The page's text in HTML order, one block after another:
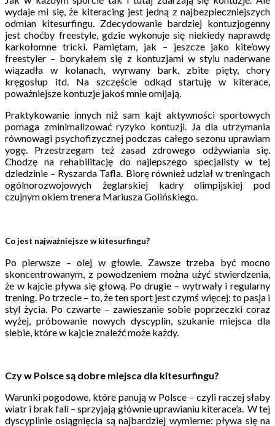
wydaje mi się, że kiteracing jest jedną z najbezpieczniejszych
odmian kitesurfingu. Zdecydowanie bardziej kontuzjogenny
jest choćby freestyle, gdzie wykonuje się niekiedy naprawdę
karkołomne tricki. Pamiętam, jak – jeszcze jako kite’owy
freestyler – borykałem się z kontuzjami w stylu naderwane
wiązadła w kolanach, wyrwany bark, zbite pięty, chory
kręgosłup itd. Na szczęście odkąd startuję w kiterace,
poważniejsze kontuzje jakoś mnie omijają.
Praktykowanie innych niż sam kajt aktywności sportowych
pomaga zminimalizować ryzyko kontuzji. Ja dla utrzymania
równowagi psychofizycznej podczas całego sezonu uprawiam
yogę. Przestrzegam też zasad zdrowego odżywiania się.
Chodzę na rehabilitację do najlepszego specjalisty w tej
dziedzinie – Ryszarda Tafla. Biorę również udział w treningach
ogólnorozwojowych żeglarskiej kadry olimpijskiej pod
czujnym okiem trenera Mariusza Golińskiego.
Co jest najważniejsze w kitesurfingu?
Po pierwsze – olej w głowie. Zawsze trzeba być mocno
skoncentrowanym, z powodzeniem można użyć stwierdzenia,
że w kajcie pływa się głową. Po drugie – wytrwały i regularny
trening. Po trzecie – to, że ten sport jest czymś więcej: to pasja i
styl życia. Po czwarte – zawieszanie sobie poprzeczki coraz
wyżej, próbowanie nowych dyscyplin, szukanie miejsca dla
siebie, które w kajcie znaleźć może każdy.
Czy w Polsce są dobre miejsca dla kitesurfingu?
Warunki pogodowe, które panują w Polsce – czyli raczej słaby
wiatr i brak fali – sprzyjają głównie uprawianiu kiterace’a. W tej
dyscyplinie osiągnięcia są najbardziej wymierne: pływa się na